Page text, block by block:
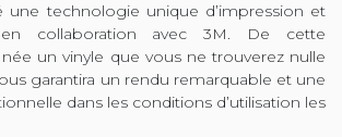
une technologie unique d’impression et
collaboration avec 3M. De cette
un vinyle que vous ne trouverez nulle
garantira un rendu remarquable et une
dans les conditions d’utilisation les